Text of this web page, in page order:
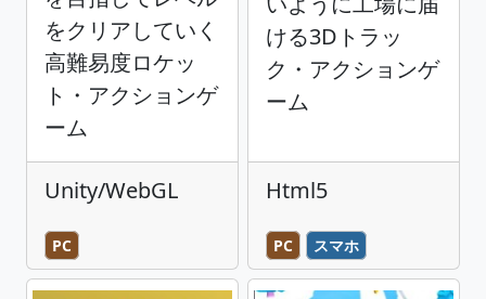
をクリアしていく
高難易度ロケッ
ト・アクションゲ
ーム
Unity/WebGL
PC
ける3Dトラッ
ク・アクションゲ
ーム
Html5
PC スマホ